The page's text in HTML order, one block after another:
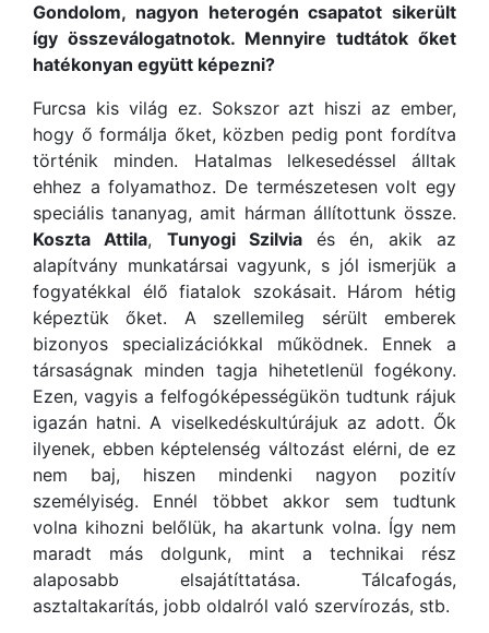
Gondolom, nagyon heterogén csapatot sikerült
így összeválogatnotok. Mennyire tudtátok őket
hatékonyan együtt képezni?
Furcsa kis világ ez. Sokszor azt hiszi az ember,
hogy ő formálja őket, közben pedig pont fordítva
történik minden. Hatalmas lelkesedéssel álltak
ehhez a folyamathoz. De természetesen volt egy
speciális tananyag, amit hárman állítottunk össze.
Koszta Attila, Tunyogi Szilviaés én, akik az
alapítvány munkatársai vagyunk, s jól ismerjük a
fogyatékkal élő fiatalok szokásait. Három hétig
képeztük őket. A szellemileg sérült emberek
bizonyos specializációkkal működnek. Ennek a
társaságnak minden tagja hihetetlenül fogékony.
Ezen, vagyis a felfogóképességükön tudtunk rájuk
igazán hatni. A viselkedéskultúrájuk az adott. Ők
ilyenek, ebben képtelenség változást elérni, de ez
nem baj, hiszen mindenki nagyon pozitív
személyiség. Ennél többet akkor sem tudtunk
volna kihozni belőlük, ha akartunk volna. Így nem
maradt más dolgunk, mint a technikai rész
alaposabb elsajátíttatása. Tálcafogás,
asztaltakarítás, jobb oldalról való szervírozás, stb.